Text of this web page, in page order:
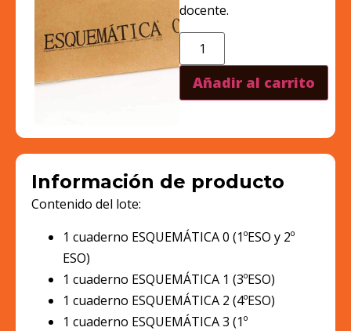
docente.
Añadir al carrito
Información de producto
Contenido del lote:
1 cuaderno ESQUEMÁTICA 0 (1ºESO y 2º
ESO)
1 cuaderno ESQUEMÁTICA 1 (3ºESO)
1 cuaderno ESQUEMÁTICA 2 (4ºESO)
1 cuaderno ESQUEMÁTICA 3 (1º